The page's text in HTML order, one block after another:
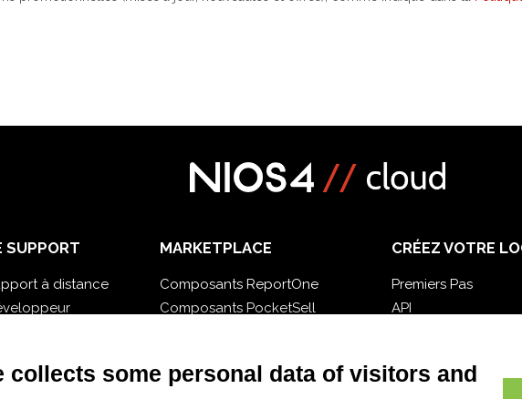
SUPPORT
à distance
MARKETPLACE
Composants ReportOne
Composants PocketSell
CRÉEZ VOTRE
Premiers Pas
API
collects some personal data of visitors and